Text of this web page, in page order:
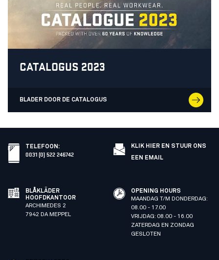
CATALOGUS 2023
BLADER DOOR DE CATALOGUS
TELEFOON :
0031 (0) 522 246742
KLIK HIER EN STUUR ONS
EEN EMAIL
BLÅKLÄDER
HOOFDKANTOOR
ARCHIMEDES 2
7942 DA MEPPEL
OPENING HOURS
MAANDAG T/M DONDERDAG:
08.00 - 17.00
VRIJDAG: 08.00 - 16.00
ZATERDAG EN ZONDAG
GESLOTEN